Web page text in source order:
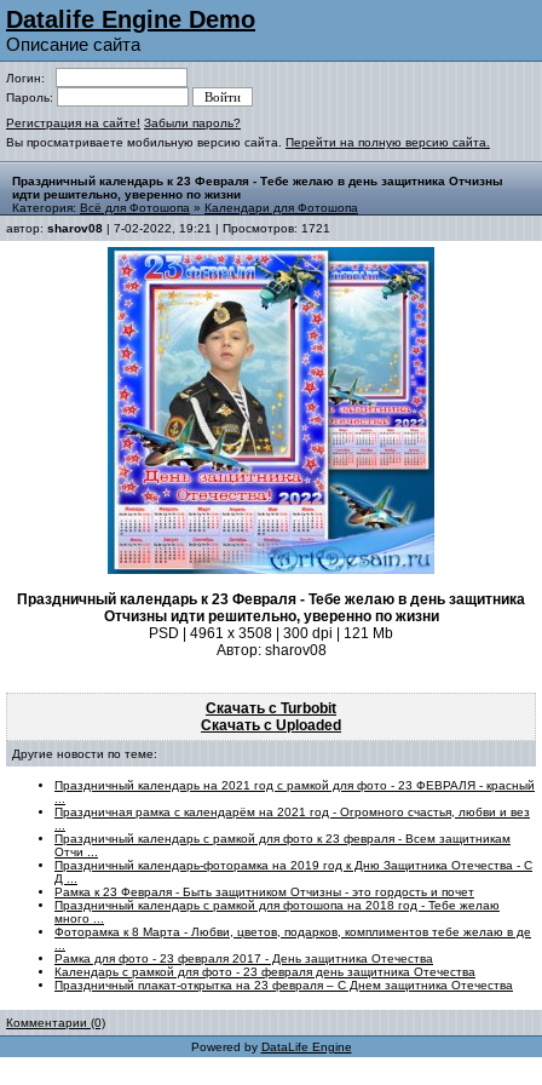
Datalife Engine Demo
Описание сайта
Логин:
Пароль:
Регистрация на сайте! Забыли пароль?
Вы просматриваете мобильную версию сайта. Перейти на полную версию сайта.
Праздничный календарь к 23 Февраля - Тебе желаю в день защитника Отчизны
идти решительно, уверенно по жизни
Категория: Всё для Фотошопа » Календари для Фотошопа
автор: sharov08 | 7-02-2022, 19:21 | Просмотров: 1721
Праздничный календарь к 23 Февраля - Тебе желаю в день защитника
Отчизны идти решительно, уверенно по жизни
PSD | 4961 х 3508 | 300 dpi | 121 Mb
Автор: sharov08
Скачать с Turbobit
Скачать с Uploaded
Другие новости по теме:
Праздничный календарь на 2021 год с рамкой для фото - 23 ФЕВРАЛЯ - красный
Праздничная рамка с календарём на 2021 год - Огромного счастья, любви и вез
Праздничный календарь с рамкой для фото к 23 февраля - Всем защитникам
Отчи ...
Праздничный календарь-фоторамка на 2019 год к Дню Защитника Отечества - С
Д ...
Рамка к 23 Февраля - Быть защитником Отчизны - это гордость и почет
Праздничный календарь с рамкой для фотошопа на 2018 год - Тебе желаю
много ...
Фоторамка к 8 Марта - Любви, цветов, подарков, комплиментов тебе желаю в де
Рамка для фото - 23 февраля 2017 - День защитника Отечества
Календарь с рамкой для фото - 23 февраля день защитника Отечества
Праздничный плакат-открытка на 23 февраля – С Днем защитника Отечества
Комментарии (0)
Powered by DataLife Engine